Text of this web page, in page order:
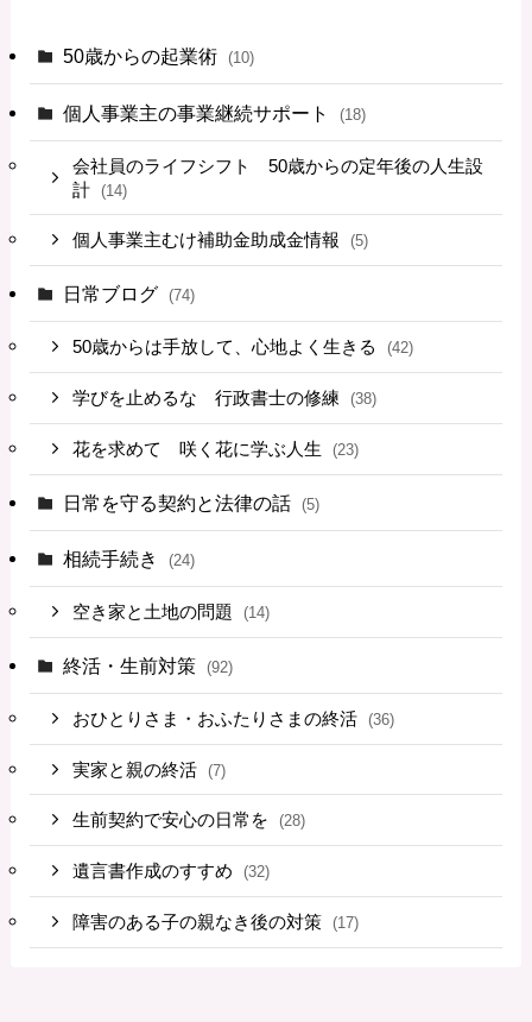
50歳からの起業術 (10)
個人事業主の事業継続サポート (18)
会社員のライフシフト 50歳からの定年後の人生設
計
(14)
個人事業主むけ補助金助成金情報 (5)
日常ブログ (74)
50歳からは手放して、心地よく生きる (42)
学びを止めるな 行政書士の修練 (38)
花を求めて 咲く花に学ぶ人生 (23)
日常を守る契約と法律の話 (5)
相続手続き (24)
空き家と土地の問題 (14)
終活・生前対策 (92)
おひとりさま・おふたりさまの終活 (36)
実家と親の終活 (7)
生前契約で安心の日常を (28)
遺言書作成のすすめ (32)
障害のある子の親なき後の対策 (17)